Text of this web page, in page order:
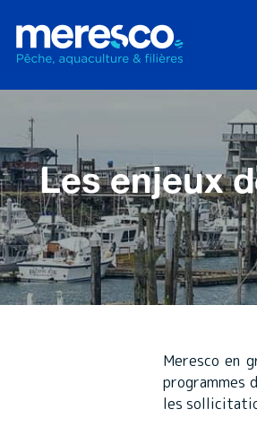
Les enjeux
Meresco en
programmes
les